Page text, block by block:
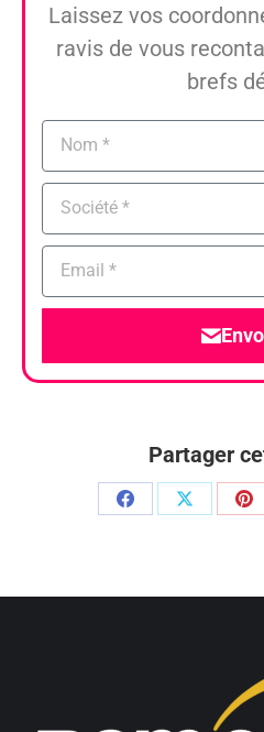
Laissez vos
ravis de vous
brefs
Partager